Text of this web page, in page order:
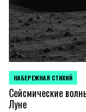
POSTED
IN
НАБЕРЕЖНАЯ СТИХИЙ
Сейсмические
Луне